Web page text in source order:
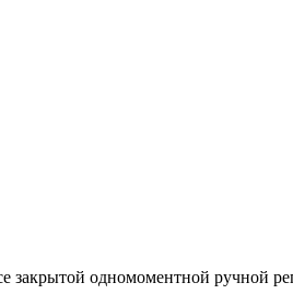
закрытой одномоментной ручной